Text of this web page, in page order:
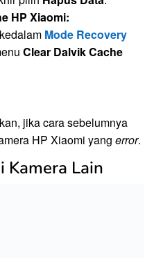
HP Xiaomi:
Mode Recovery
Clear Dalvik Cache
jika cara sebelumnya
HP Xiaomi yang error.
Kamera Lain